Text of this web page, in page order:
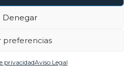
Denegar
preferencias
privacidadAviso Legal
Los Derechos Reservados